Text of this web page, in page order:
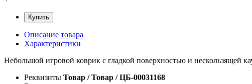
Купить
Описание товара
Характеристики
Небольшой игровой коврик с гладкой поверхностью и нескользящей
Реквизиты Товар / Товар / ЦБ-00031168